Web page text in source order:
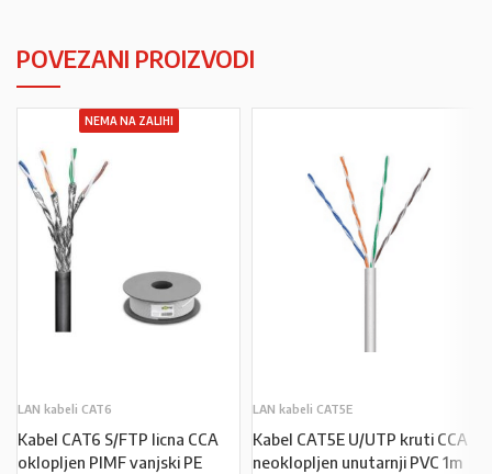
POVEZANI PROIZVODI
NEMA NA ZALIHI
LAN kabeli CAT6
Kabel CAT6 S/FTP licna CCA
oklopljen PIMF vanjski PE
LAN kabeli CAT5E
Kabel CAT5E U/UTP kruti CCA
neoklopljen unutarnji PVC 1m